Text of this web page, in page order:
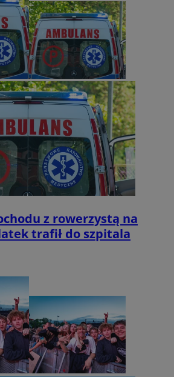
z rowerzystą na
trafił do szpitala